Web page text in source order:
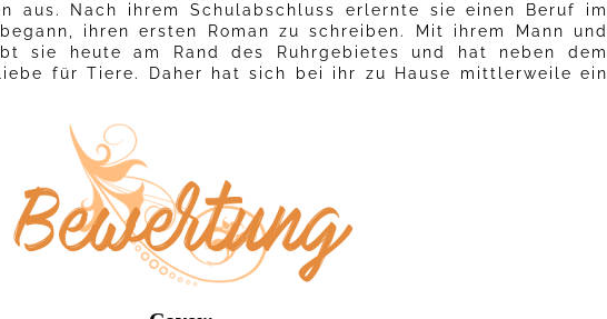
aus. Nach ihrem Schulabschluss erlernte sie einen Beruf im
ihren ersten Roman zu schreiben. Mit ihrem Mann und
sie heute am Rand des Ruhrgebietes und hat neben dem
für Tiere. Daher hat sich bei ihr zu Hause mittlerweile ein